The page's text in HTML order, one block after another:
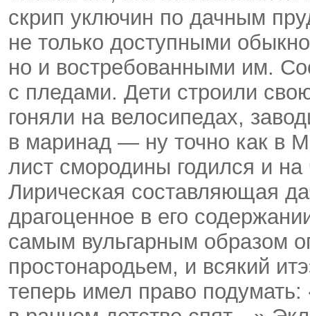
скрип уключин по дачным
не только доступными
но и востребованными им.
с пледами. Дети строили
гоняли на велосипедах,
в маринад — ну точно как в
лист смородины годился и на
Лирическая составляющая
драгоценное в его
самым вульгарным образом
простонародьем, и всякий
теперь имел право